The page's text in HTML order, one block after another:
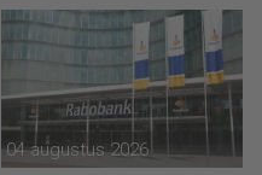
04 augustus 2026